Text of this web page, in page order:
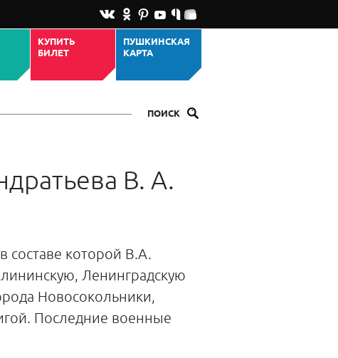
КУПИТЬ
БИЛЕТ
ПУШКИНСКАЯ
КАРТА
ПОИСК
В. А.
составе которой В.А.
Ленинградскую
Новосокольники,
Последние военные